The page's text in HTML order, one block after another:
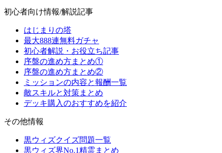
初心者向け情報/解説記事
はじまりの塔
最大888連無料ガチャ
初心者解説・お役立ち記事
序盤の進め方まとめ①
序盤の進め方まとめ②
ミッションの内容と報酬一覧
敵スキルと対策まとめ
デッキ購入のおすすめを紹介
その他情報
黒ウィズクイズ問題一覧
黒ウィズ界No.1精霊まとめ